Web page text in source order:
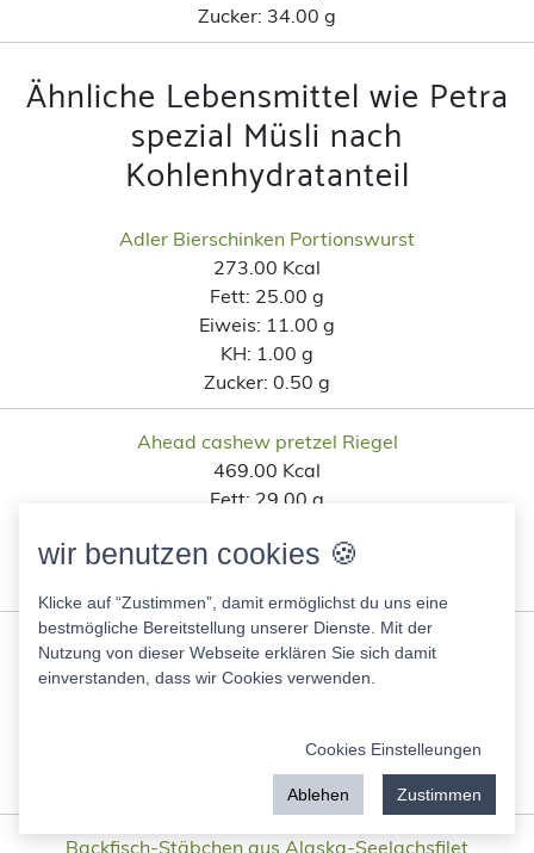
Zucker: 34.00 g
Ähnliche Lebensmittel wie Petra
spezial Müsli nach
Kohlenhydratanteil
Adler Bierschinken Portionswurst
273.00 Kcal
Fett: 25.00 g
Eiweis: 11.00 g
KH: 1.00 g
Zucker: 0.50 g
Ahead cashew pretzel Riegel
469.00 Kcal
Fett: 29.00 g
KH:44.00 g
Mehrkornbrötchen Lidl
280.00 Kcal
45.00 g
3.00 g
Backfisch-Stäbchen aus Alaska-Seelachsfilet
wir benutzen cookies 🍪
Klicke auf “Zustimmen”, damit ermöglichst du uns eine
bestmögliche Bereitstellung unserer Dienste. Mit der
Nutzung von dieser Webseite erklären Sie sich damit
einverstanden, dass wir Cookies verwenden.
Cookies Einstelleungen
Ablehen Zustimmen